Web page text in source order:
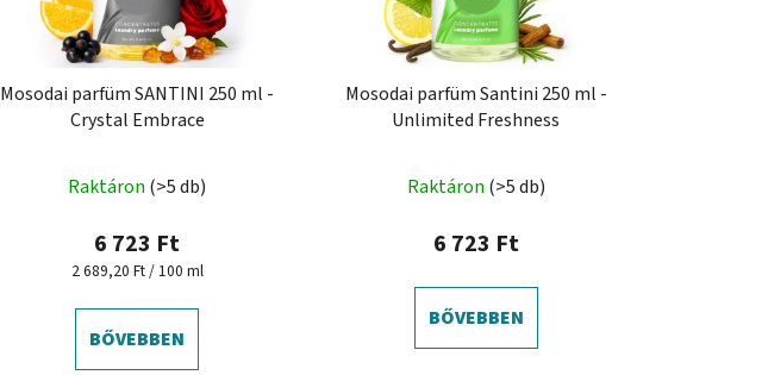
Mosodai parfüm SANTINI 250 ml -
Crystal Embrace
Raktáron (>5 db)
6 723 Ft
Egységár:
2 689,20 Ft / 100 ml
BŐVEBBEN
Mosodai parfüm Santini 250 ml -
Unlimited Freshness
termék
átlagos
5-
ből
Raktáron (>5 db)
6 723 Ft
BŐVEBBEN